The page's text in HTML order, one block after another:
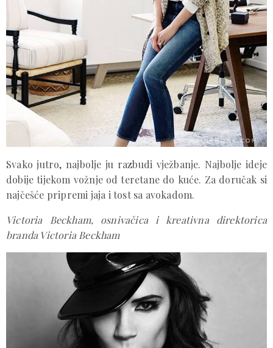
Svako jutro, najbolje ju razbudi vježbanje. Najbolje ideje
dobije tijekom vožnje od teretane do kuće. Za doručak si
najčešće pripremi jaja i tost sa avokadom.
Victoria Beckham, osnivačica i kreativna direktorica
branda Victoria Beckham